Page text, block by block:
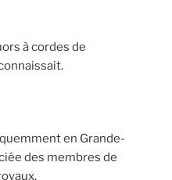
à cordes de
en Grande-
des membres de